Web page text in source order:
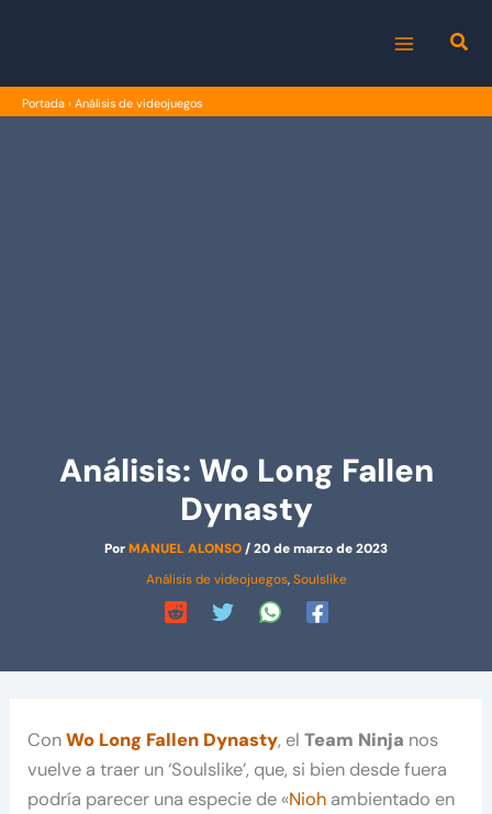
MENU
Portada › Análisis de videojuegos
Análisis: Wo Long Fallen
Dynasty
PorMANUEL ALONSO/20 de marzo de 2023
Análisis de videojuegos,Soulslike
ConWo Long Fallen Dynasty, elTeam Ninja nos
vuelve a traer un ‘Soulslike’, que, si bien desde fuera
podría parecer una especie de «Nioh ambientado en